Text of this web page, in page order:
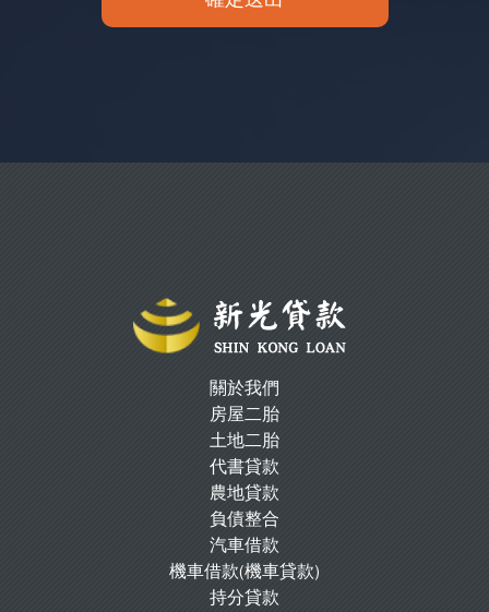
關於我們
房屋二胎
土地二胎
代書貸款
農地貸款
負債整合
汽車借款
機車借款(機車貸款)
持分貸款